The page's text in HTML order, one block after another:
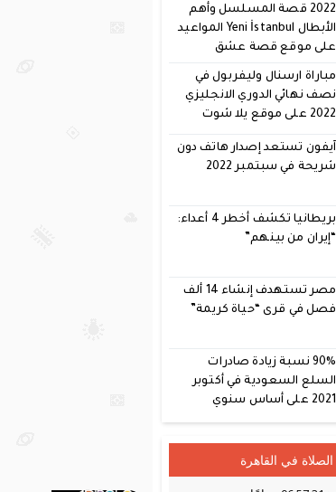
2022 قصة المسلسل وأهم
الأبطال Yeni İstanbul المواعيد
على موقع قصة عشق
مباراة ارسنال وليفربول في
نصف نهائي الدوري الانجليزي
2022 على موقع يلا شوت
آيفون تستعد إصدار هاتف دون
شريحة في سبتمبر 2022
بريطانيا تكشف أخطر 4 أعداء:
“إيران من بينهم”
مصر تستهدف إنشاء 14 ألف
فصل في قرى “حياة كريمة”
90% نسبة زيادة صادرات
السلع السعودية في أكتوبر
2021 على أساس سنوي